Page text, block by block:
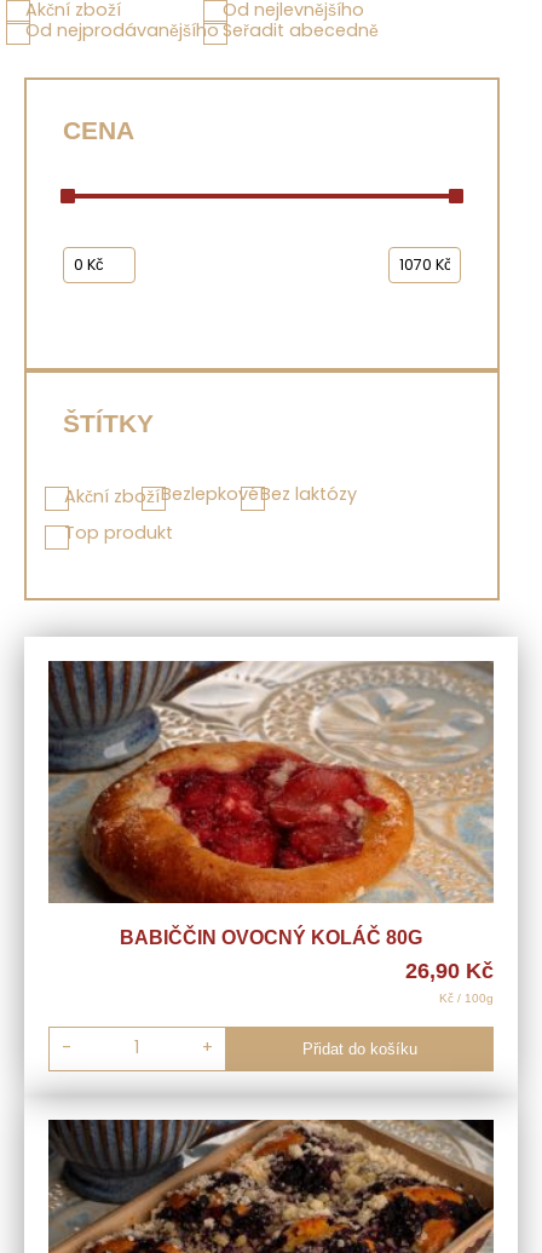
Akční zboží
Od nejlevnějšího
Od nejprodávanějšího Seřadit abecedně
CENA
ŠTÍTKY
Akční zboží Bezlepkové Bez laktózy
Top produkt
BABIČČIN OVOCNÝ KOLÁČ 80G
26,90 Kč
Kč / 100g
- + Přidat do košíku